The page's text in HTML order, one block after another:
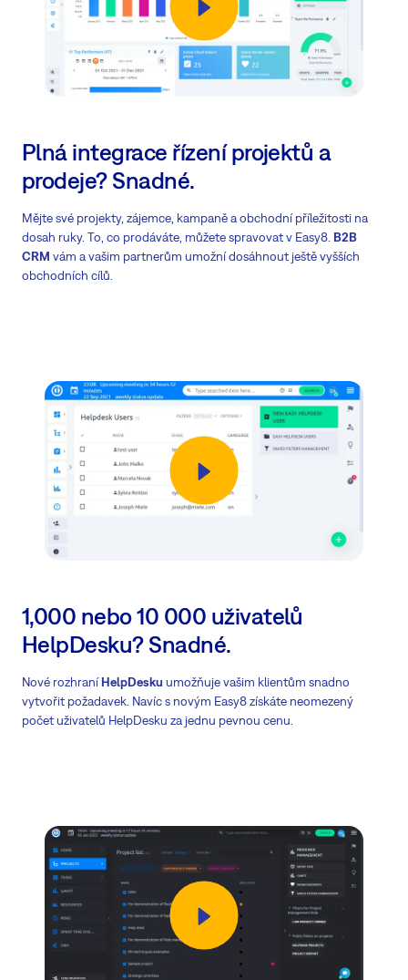
Plná integrace řízení projektů a
prodeje? Snadné.
Mějte své projekty, zájemce, kampaně a obchodní příležitosti na
dosah ruky. To, co prodáváte, můžete spravovat v Easy8. B2B
CRM vám a vašim partnerům umožní dosáhnout ještě vyšších
obchodních cílů.
1,000 nebo 10 000 uživatelů
HelpDesku? Snadné.
Nové rozhraníHelpDesku umožňuje vašim klientům snadno
vytvořit požadavek. Navíc s novým Easy8 získáte neomezený
počet uživatelů HelpDesku za jednu pevnou cenu.